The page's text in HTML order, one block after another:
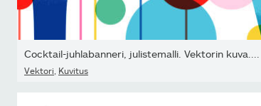
Cocktail-juhlabanneri, julistemalli. Vektorin kuva....
Vektori Kuvitus